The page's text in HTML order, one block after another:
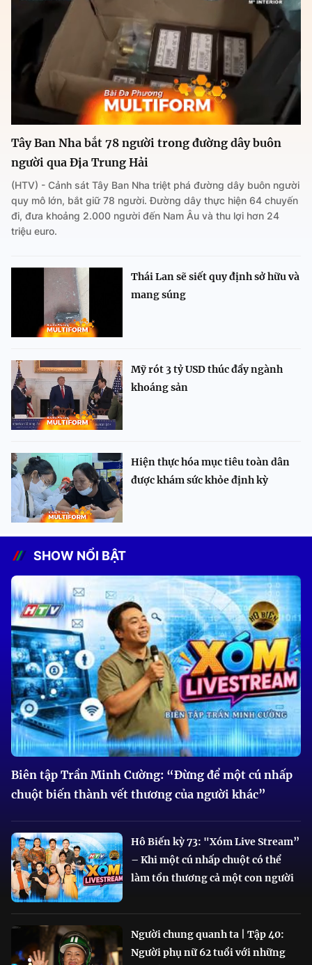
Tây Ban Nha bắt 78 người trong đường dây buôn
người qua Địa Trung Hải
(HTV) - Cảnh sát Tây Ban Nha triệt phá đường dây buôn người
quy mô lớn, bắt giữ 78 người. Đường dây thực hiện 64 chuyến
đi, đưa khoảng 2.000 người đến Nam Âu và thu lợi hơn 24
triệu euro.
Thái Lan sẽ siết quy định sở hữu và
mang súng
Mỹ rót 3 tỷ USD thúc đẩy ngành
khoáng sản
Hiện thực hóa mục tiêu toàn dân
được khám sức khỏe định kỳ
SHOW NỔI BẬT
Biên tập Trần Minh Cường: “Đừng để một cú nhấp
chuột biến thành vết thương của người khác”
Hô Biến kỳ 73: "Xóm Live Stream”
– Khi một cú nhấp chuột có thể
làm tổn thương cả một con người
Người chung quanh ta | Tập 40:
Người phụ nữ 62 tuổi với những